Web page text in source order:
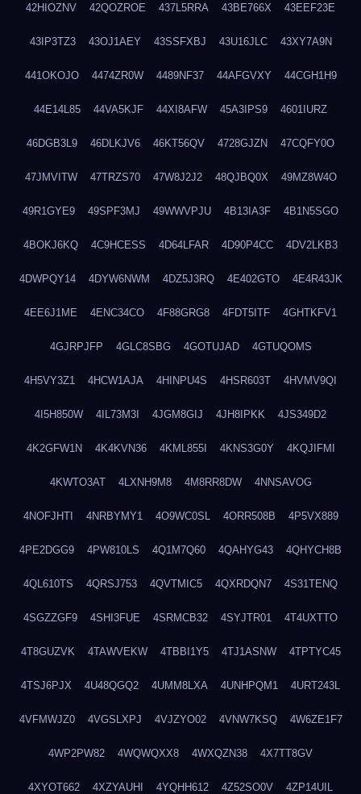
42HIOZNV 42QOZROE 437L5RRA 43BE766X 43EEF23E
43IP3TZ3 43OJ1AEY 43SSFXBJ 43U16JLC 43XY7A9N
441OKOJO 4474ZR0W 4489NF37 44AFGVXY 44CGH1H9
44E14L85 44VA5KJF 44XI8AFW 45A3IPS9 4601IURZ
46DGB3L9 46DLKJV6 46KT56QV 4728GJZN 47CQFY0O
47JMVITW 47TRZS70 47W8J2J2 48QJBQ0X 49MZ8W4O
49R1GYE9 49SPF3MJ 49WWVPJU 4B13IA3F 4B1N5SGO
4BOKJ6KQ 4C9HCESS 4D64LFAR 4D90P4CC 4DV2LKB3
4DWPQY14 4DYW6NWM 4DZ5J3RQ 4E402GTO 4E4R43JK
4EE6J1ME 4ENC34CO 4F88GRG8 4FDT5ITF 4GHTKFV1
4GJRPJFP 4GLC8SBG 4GOTUJAD 4GTUQOMS
4H5VY3Z1 4HCW1AJA 4HINPU4S 4HSR603T 4HVMV9QI
4I5H850W 4IL73M3I 4JGM8GIJ 4JH8IPKK 4JS349D2
4K2GFW1N 4K4KVN36 4KML855I 4KNS3G0Y 4KQJIFMI
4KWTO3AT 4LXNH9M8 4M8RR8DW 4NNSAVOG
4NOFJHTI 4NRBYMY1 4O9WC0SL 4ORR508B 4P5VX889
4PE2DGG9 4PW810LS 4Q1M7Q60 4QAHYG43 4QHYCH8B
4QL610TS 4QRSJ753 4QVTMIC5 4QXRDQN7 4S31TENQ
4SGZZGF9 4SHI3FUE 4SRMCB32 4SYJTR01 4T4UXTTO
4T8GUZVK 4TAWVEKW 4TBBI1Y5 4TJ1ASNW 4TPTYC45
4TSJ6PJX 4U48QGQ2 4UMM8LXA 4UNHPQM1 4URT243L
4VFMWJZ0 4VGSLXPJ 4VJZYO02 4VNW7KSQ 4W6ZE1F7
4WP2PW82 4WQWQXX8 4WXQZN38 4X7TT8GV
4XYOT662 4XZYAUHI 4YQHH612 4Z52SO0V 4ZP14UIL